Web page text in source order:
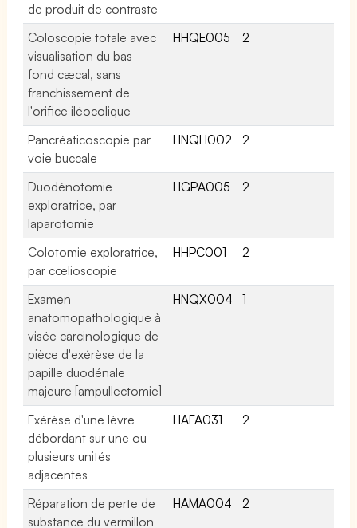
de produit de contraste
Coloscopie totale avec
visualisation du bas-
fond cæcal, sans
franchissement de
l'orifice iléocolique
HHQE005 2
Pancréaticoscopie par
voie buccale
HNQH002 2
Duodénotomie
exploratrice, par
laparotomie
HGPA005 2
Colotomie exploratrice,
par cœlioscopie
HHPC001 2
Examen
anatomopathologique à
visée carcinologique de
pièce d'exérèse de la
papille duodénale
majeure [ampullectomie]
HNQX004 1
Exérèse d'une lèvre
débordant sur une ou
plusieurs unités
adjacentes
HAFA031 2
Réparation de perte de
substance du vermillon
HAMA004 2